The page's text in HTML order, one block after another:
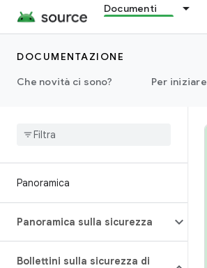
Documenti
DOCUMENTAZIONE
Che novità ci sono?
Per iniziare
Panoramica
Panoramica sulla sicurezza
Bollettini sulla sicurezza di